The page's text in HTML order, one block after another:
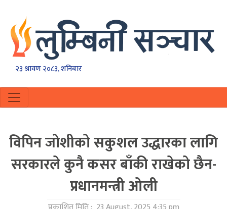
२३ श्रावण २०८३, शनिबार
विपिन जोशीको सकुशल उद्धारका लागि
सरकारले कुनै कसर बाँकी राखेको छैन-
प्रधानमन्त्री ओली